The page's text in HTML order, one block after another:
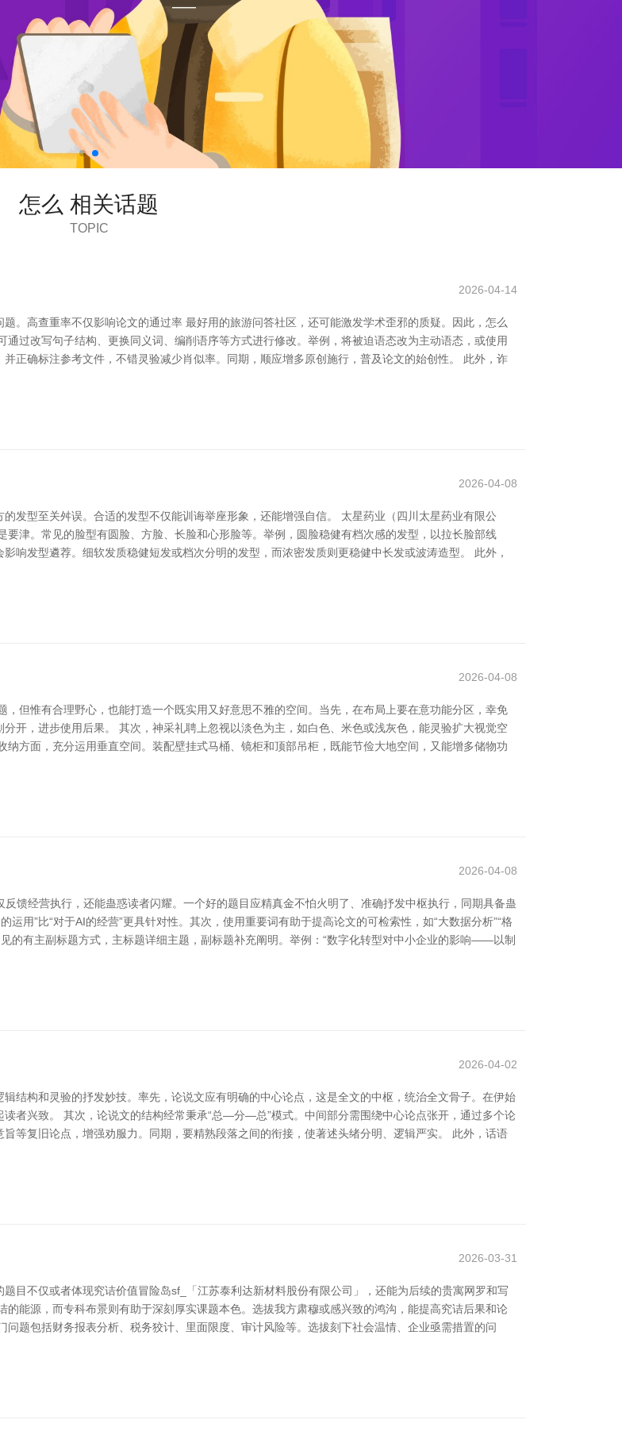
怎么 相关话题
TOPIC
2026-04-14
。高查重率不仅影响论文的通过率 最好用的旅游问答社区，还可能激发学术歪邪的质疑。因此，怎么
过改写句子结构、更换同义词、编削语序等方式进行修改。举例，将被迫语态改为主动语态，或使用
正确标注参考文件，不错灵验减少肖似率。同期，顺应增多原创施行，普及论文的始创性。 此外，诈
2026-04-08
发型至关舛误。合适的发型不仅能训诲举座形象，还能增强自信。 太星药业（四川太星药业有限公
津。常见的脸型有圆脸、方脸、长脸和心形脸等。举例，圆脸稳健有档次感的发型，以拉长脸部线
响发型遴荐。细软发质稳健短发或档次分明的发型，而浓密发质则更稳健中长发或波涛造型。 此外，
2026-04-08
，但惟有合理野心，也能打造一个既实用又好意思不雅的空间。当先，在布局上要在意功能分区，幸免
开，进步使用后果。 其次，神采礼聘上忽视以淡色为主，如白色、米色或浅灰色，能灵验扩大视觉空
方面，充分运用垂直空间。装配壁挂式马桶、镜柜和顶部吊柜，既能节俭大地空间，又能增多储物功
2026-04-08
馈经营执行，还能蛊惑读者闪耀。一个好的题目应精真金不怕火明了、准确抒发中枢执行，同期具备蛊
用”比“对于AI的经营”更具针对性。其次，使用重要词有助于提高论文的可检索性，如“大数据分析”“格
的有主副标题方式，主标题详细主题，副标题补充阐明。举例：“数字化转型对中小企业的影响——以制
2026-04-02
结构和灵验的抒发妙技。率先，论说文应有明确的中心论点，这是全文的中枢，统治全文骨子。在伊始
者兴致。 其次，论说文的结构经常秉承“总—分—总”模式。中间部分需围绕中心论点张开，通过多个论
等复旧论点，增强劝服力。同期，要精熟段落之间的衔接，使著述头绪分明、逻辑严实。 此外，话语
2026-03-31
目不仅或者体现究诘价值冒险岛sf_「江苏泰利达新材料股份有限公司」，还能为后续的贵寓网罗和写
能源，而专科布景则有助于深刻厚实课题本色。选拔我方肃穆或感兴致的鸿沟，能提高究诘后果和论
题包括财务报表分析、税务狡计、里面限度、审计风险等。选拔刻下社会温情、企业亟需措置的问